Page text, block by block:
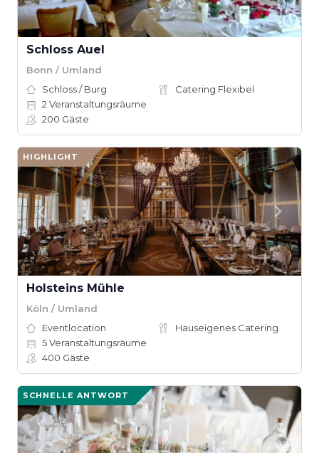
Schloss Auel
Bonn / Umland
Schloss / Burg
Catering Flexibel
2 Veranstaltungsräume
200 Gäste
HIGHLIGHT
Holsteins Mühle
Köln / Umland
Eventlocation
Hauseigenes Catering
5Veranstaltungsräume
400 Gäste
SCHNELLE ANTWORT